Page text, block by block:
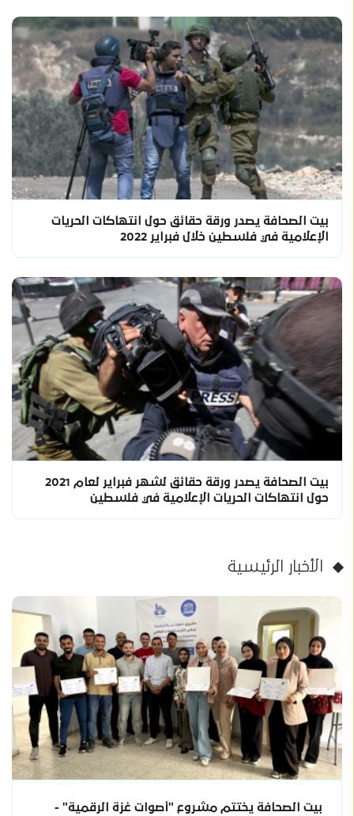
بيت الصحافة يصدر ورقة حقائق حول انتهاكات الحريات
الإعلامية في فلسطين خلال فبراير 2022
بيت الصحافة يصدر ورقة حقائق لشهر فبراير لعام 2021
حول انتهاكات الحريات الإعلامية في فلسطين
الأخبار الرئيسية
بيت الصحافة يختتم مشروع "أصوات غزة الرقمية" -